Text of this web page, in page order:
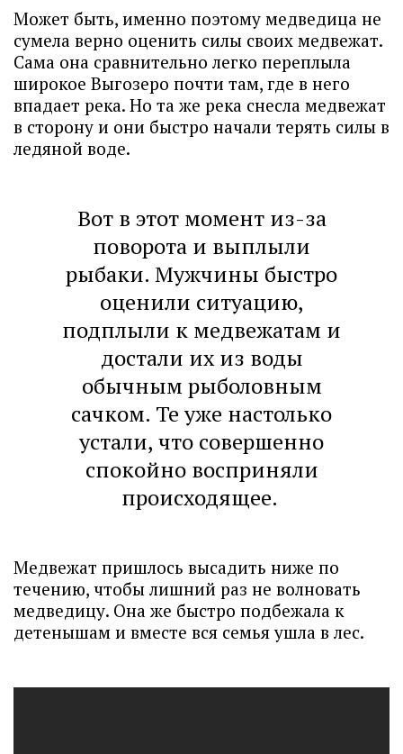
Может быть, именно поэтому медведица не
сумела верно оценить силы своих медвежат.
Сама она сравнительно легко переплыла
широкое Выгозеро почти там, где в него
впадает река. Но та же река снесла медвежат
в сторону и они быстро начали терять силы в
ледяной воде.
Вот в этот момент из-за
поворота и выплыли
рыбаки. Мужчины быстро
оценили ситуацию,
подплыли к медвежатам и
достали их из воды
обычным рыболовным
сачком. Те уже настолько
устали, что совершенно
спокойно восприняли
происходящее.
Медвежат пришлось высадить ниже по
течению, чтобы лишний раз не волновать
медведицу. Она же быстро подбежала к
детенышам и вместе вся семья ушла в лес.